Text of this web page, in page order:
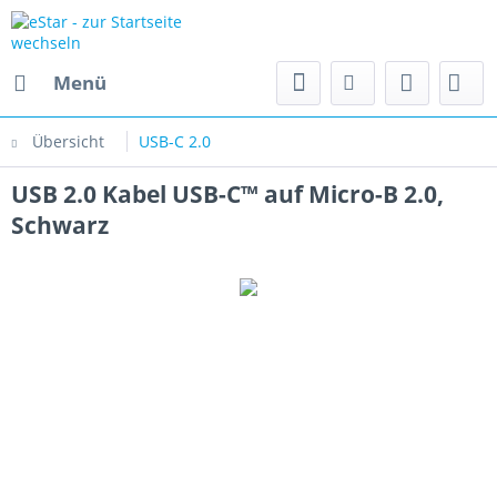
Menü
Übersicht USB-C 2.0
USB 2.0 Kabel USB-C™ auf Micro-B 2.0,
Schwarz